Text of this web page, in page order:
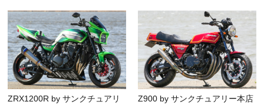
ZRX1200R by サンクチュアリ
Z900 by サンクチュアリー本店